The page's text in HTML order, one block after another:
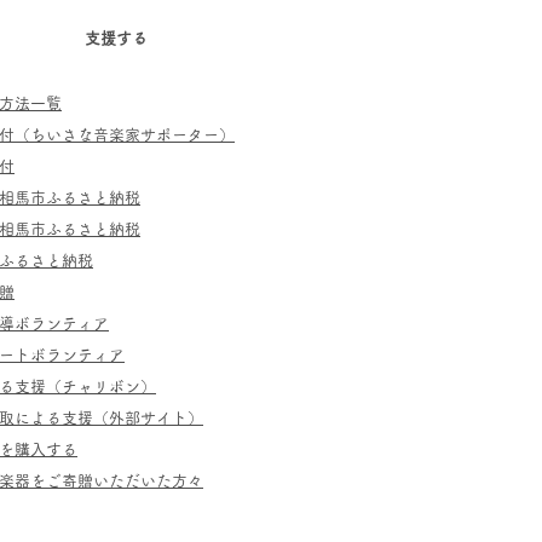
支援する
法一覧
（ちいさな音楽家サポーター）
馬市ふるさと納税
馬市ふるさと納税
るさと納税
ボランティア
トボランティア
支援（チャリボン）
による支援（外部サイト）
購入する
器をご寄贈いただいた方々